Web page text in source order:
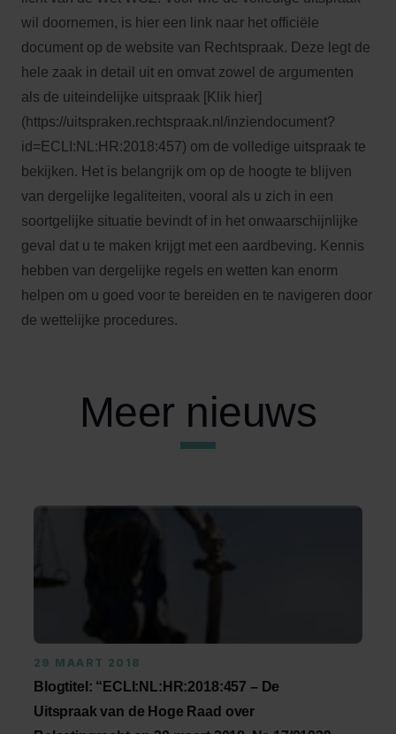
wil doornemen, is hier een link naar het officiële
document op de website van Rechtspraak. Deze legt de
hele zaak in detail uit en omvat zowel de argumenten
als de uiteindelijke uitspraak [Klik hier]
(https://uitspraken.rechtspraak.nl/inziendocument?
id=ECLI:NL:HR:2018:457) om de volledige uitspraak te
bekijken. Het is belangrijk om op de hoogte te blijven
van dergelijke legaliteiten, vooral als u zich in een
soortgelijke situatie bevindt of in het onwaarschijnlijke
geval dat u te maken krijgt met een aardbeving. Kennis
hebben van dergelijke regels en wetten kan enorm
helpen om u goed voor te bereiden en te navigeren door
de wettelijke procedures.
Meer nieuws
29 MAART 2018
Blogtitel: “ECLI:NL:HR:2018:457 – De
Uitspraak van de Hoge Raad over